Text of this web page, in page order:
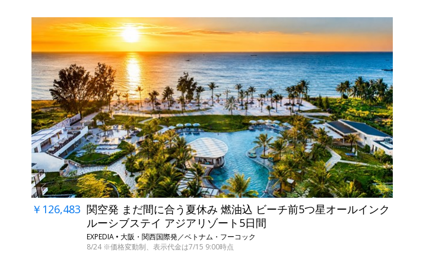
￥126,483 関空発 まだ間に合う夏休み 燃油込 ビーチ前5つ星オールインク
ルーシブステイ アジアリゾート5日間
EXPEDIA • 大阪・関西国際発／ベトナム・フーコック
8/24 ※価格変動制、表示代金は7/15 9:00時点